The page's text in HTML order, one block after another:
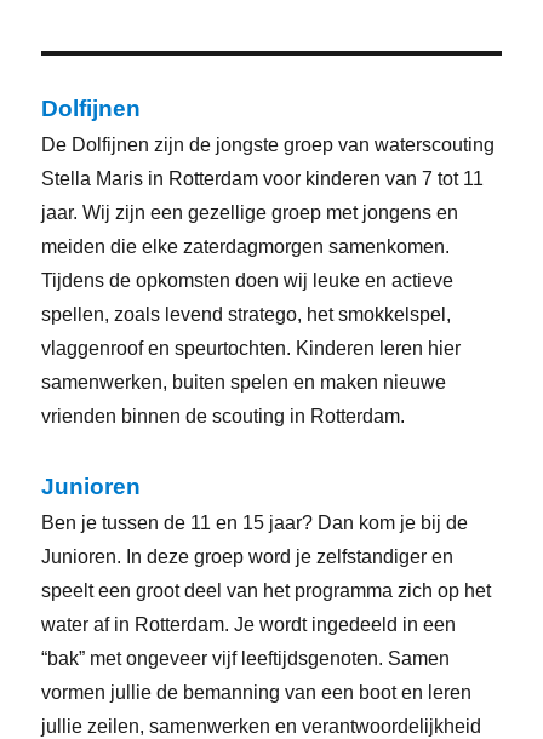
Dolfijnen
De Dolfijnen zijn de jongste groep van waterscouting
Stella Maris in Rotterdam voor kinderen van 7 tot 11
jaar. Wij zijn een gezellige groep met jongens en
meiden die elke zaterdagmorgen samenkomen.
Tijdens de opkomsten doen wij leuke en actieve
spellen, zoals levend stratego, het smokkelspel,
vlaggenroof en speurtochten. Kinderen leren hier
samenwerken, buiten spelen en maken nieuwe
vrienden binnen de scouting in Rotterdam.
Junioren
Ben je tussen de 11 en 15 jaar? Dan kom je bij de
Junioren. In deze groep word je zelfstandiger en
speelt een groot deel van het programma zich op het
water af in Rotterdam. Je wordt ingedeeld in een
“bak” met ongeveer vijf leeftijdsgenoten. Samen
vormen jullie de bemanning van een boot en leren
jullie zeilen, samenwerken en verantwoordelijkheid